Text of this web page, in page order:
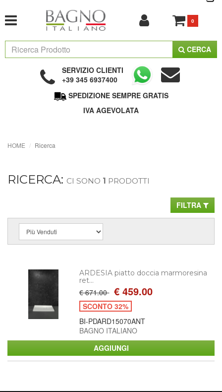
0
CERCA
SERVIZIO CLIENTI
+39 345 6937400
SPEDIZIONE SEMPRE GRATIS
IVA AGEVOLATA
HOME Ricerca
RICERCA: CI SONO 1 PRODOTTI
FILTRA
ARDESIA piatto doccia marmoresina
ret...
€ 671.00 € 459.00
SCONTO 32%
BI-PDARD15070ANT
BAGNO ITALIANO